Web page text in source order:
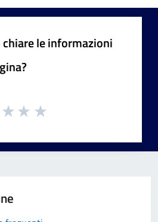
le informazioni